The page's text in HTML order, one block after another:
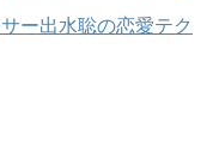
ー出水聡の恋愛テク